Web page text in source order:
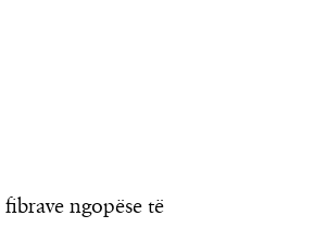
ngopëse të